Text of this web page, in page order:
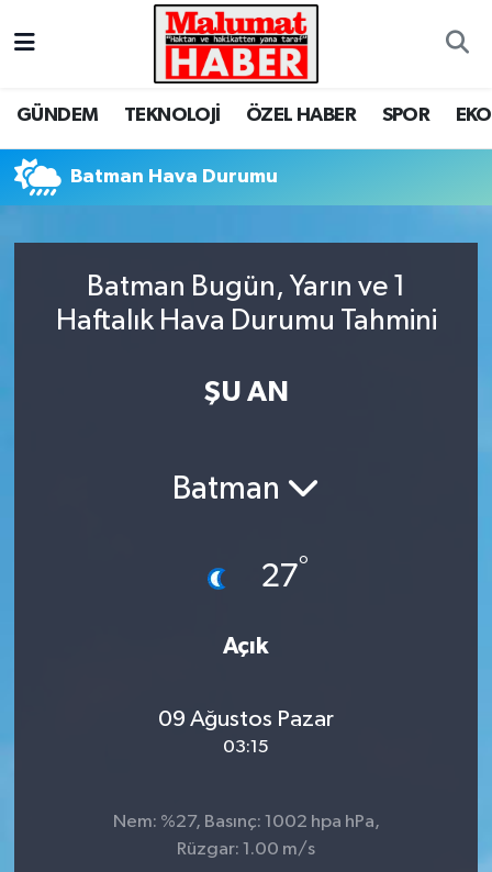
GÜNDEM TEKNOLOJİ ÖZEL HABER SPOR
Batman Hava Durumu
Batman Bugün, Yarın ve 1
Haftalık Hava Durumu Tahmini
ŞU AN
Batman
27°
Açık
09 Ağustos Pazar
03:15
Nem: %27, Basınç: 1002 hpa hPa,
Rüzgar: 1.00 m/s
Nöbetçi Eczaneler
Tüm Manşetler